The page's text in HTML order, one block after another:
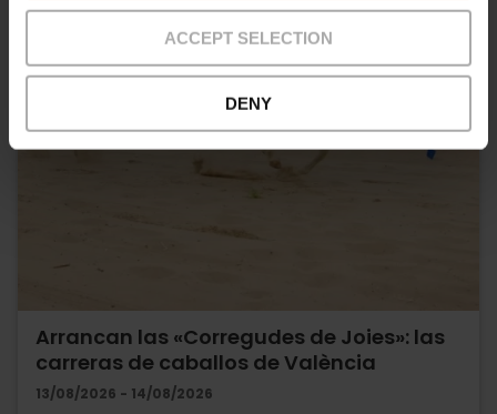
ACCEPT SELECTION
DENY
Arrancan las «Corregudes de Joies»: las
carreras de caballos de València
13/08/2026 - 14/08/2026